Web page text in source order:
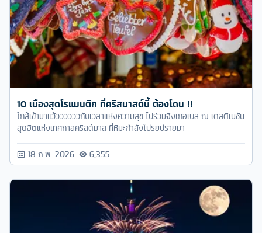
10 เมืองสุดโรแมนติก ที่คริสมาสต์นี้ ต้องโดน !!
ใกล้เข้ามาแว้ววววววกับเวลาแห่งความสุข ไปร่วมจิงเกอเบล ณ เดสติเนชั่น
สุดฮิตแห่งเทศกาลคริสต์มาส ที่หิมะกำลังโปรยปรายมา
18 ก.พ. 2026 6,355